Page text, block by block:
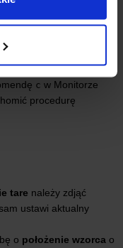
POMIARU
jest kalibracja
automatycznie z
c w Monitorze
procedurę
tare należy zdjąć
ustawi aktualny
o położenie wzorca o